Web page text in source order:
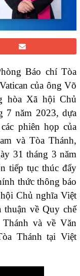
Báo chí Tòa
của ông Võ
hòa Xã hội Chủ
7 năm 2023, dựa
phiên họp của
và Tòa Thánh,
31 tháng 3 năm
tiếp tục thúc đẩy
thức thông báo
Chủ nghĩa Việt
thuận về Quy chế
và về Văn
Thánh tại Việt